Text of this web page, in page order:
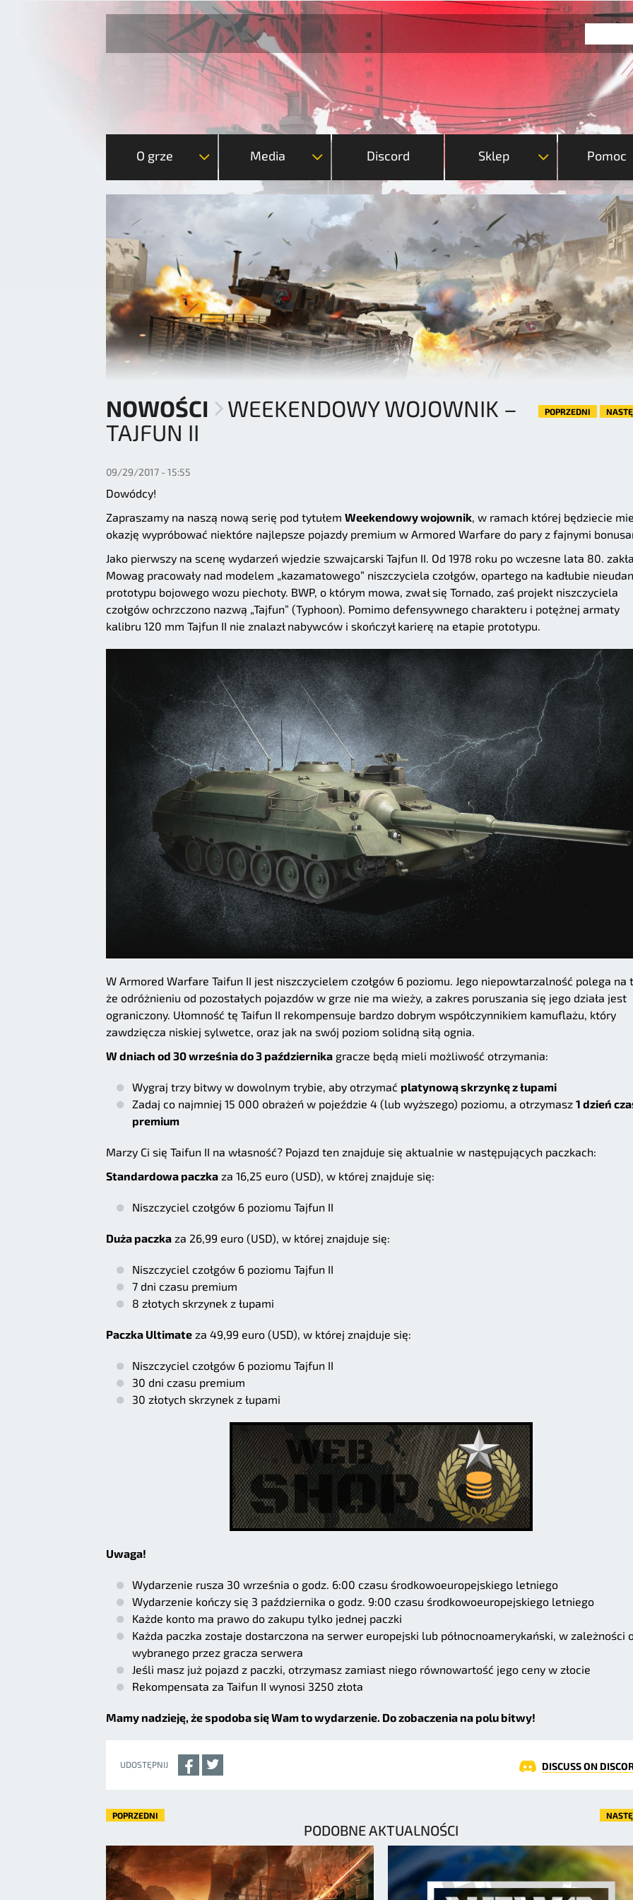
O grze Media Discord Sklep Pomoc
NOWOŚCI
WEEKENDOWY WOJOWNIK –
TAJFUN II
POPRZEDNI
09/29/2017 - 15:55
Dowódcy!
Zapraszamy na naszą nową serię pod tytułem Weekendowy wojownik, w ramach której będziecie
okazję wypróbować niektóre najlepsze pojazdy premium w Armored Warfare do pary z fajnymi
Jako pierwszy na scenę wydarzeń wjedzie szwajcarski Tajfun II. Od 1978 roku po wczesne lata 80.
Mowag pracowały nad modelem „kazamatowego” niszczyciela czołgów, opartego na kadłubie
prototypu bojowego wozu piechoty. BWP, o którym mowa, zwał się Tornado, zaś projekt niszczyciela
czołgów ochrzczono nazwą „Tajfun” (Typhoon). Pomimo defensywnego charakteru i potężnej armaty
kalibru 120 mm Tajfun II nie znalazł nabywców i skończył karierę na etapie prototypu.
W Armored Warfare Taifun II jest niszczycielem czołgów 6 poziomu. Jego niepowtarzalność polega na
że odróżnieniu od pozostałych pojazdów w grze nie ma wieży, a zakres poruszania się jego działa jest
ograniczony. Ułomność tę Taifun II rekompensuje bardzo dobrym współczynnikiem kamuflażu, który
zawdzięcza niskiej sylwetce, oraz jak na swój poziom solidną siłą ognia.
W dniach od 30 września do 3 października gracze będą mieli możliwość otrzymania:
Wygraj trzy bitwy w dowolnym trybie, aby otrzymać platynową skrzynkę z łupami
Zadaj co najmniej 15 000 obrażeń w pojeździe 4 (lub wyższego) poziomu, a otrzymasz 1 dzień
premium
Marzy Ci się Taifun II na własność? Pojazd ten znajduje się aktualnie w następujących paczkach:
Standardowa paczka za 16,25 euro (USD), w której znajduje się:
Niszczyciel czołgów 6 poziomu Tajfun II
Duża paczka za 26,99 euro (USD), w której znajduje się:
Niszczyciel czołgów 6 poziomu Tajfun II
7 dni czasu premium
8 złotych skrzynek z łupami
Paczka Ultimate za 49,99 euro (USD), w której znajduje się:
Niszczyciel czołgów 6 poziomu Tajfun II
30 dni czasu premium
30 złotych skrzynek z łupami
Uwaga!
Wydarzenie rusza 30 września o godz. 6:00 czasu środkowoeuropejskiego letniego
Wydarzenie kończy się 3 października o godz. 9:00 czasu środkowoeuropejskiego letniego
Każde konto ma prawo do zakupu tylko jednej paczki
Każda paczka zostaje dostarczona na serwer europejski lub północnoamerykański, w zależności
wybranego przez gracza serwera
Jeśli masz już pojazd z paczki, otrzymasz zamiast niego równowartość jego ceny w złocie
Rekompensata za Taifun II wynosi 3250 złota
Mamy nadzieję, że spodoba się Wam to wydarzenie. Do zobaczenia na polu bitwy!
UDOSTĘPNIJ DISCUSS ON
POPRZEDNI
PODOBNE AKTUALNOŚCI